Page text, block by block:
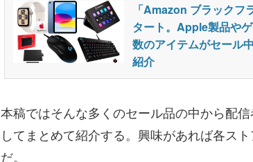
「Amazon ブラックフ
タート。Apple製品や
数のアイテムがセール
紹介
本稿ではそんな多くのセール品の中から配
してまとめて紹介する。興味があれば各ス
だ。